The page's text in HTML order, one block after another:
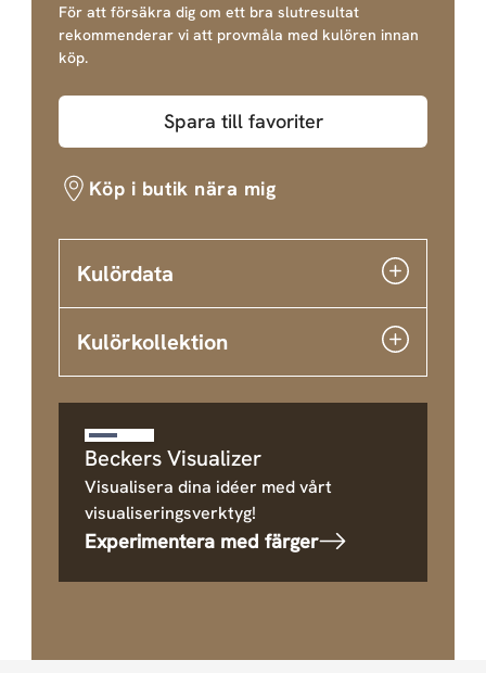
För att försäkra dig om ett bra slutresultat
rekommenderar vi att provmåla med kulören innan
köp.
Spara till favoriter
Köp i butik nära mig
Kulördata
Kulörkollektion
Beckers Visualizer
Visualisera dina idéer med vårt
visualiseringsverktyg!
Experimentera med färger